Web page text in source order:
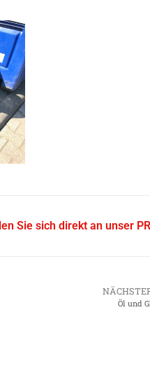
Sie sich direkt an unser
Öl und